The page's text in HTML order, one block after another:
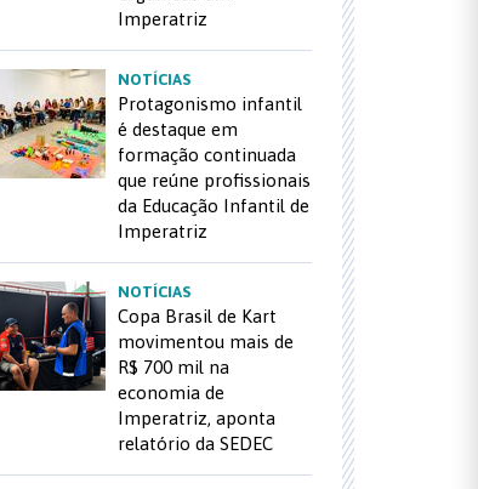
Imperatriz
NOTÍCIAS
Protagonismo infantil
é destaque em
formação continuada
que reúne profissionais
da Educação Infantil de
Imperatriz
NOTÍCIAS
Copa Brasil de Kart
movimentou mais de
R$ 700 mil na
economia de
Imperatriz, aponta
relatório da SEDEC